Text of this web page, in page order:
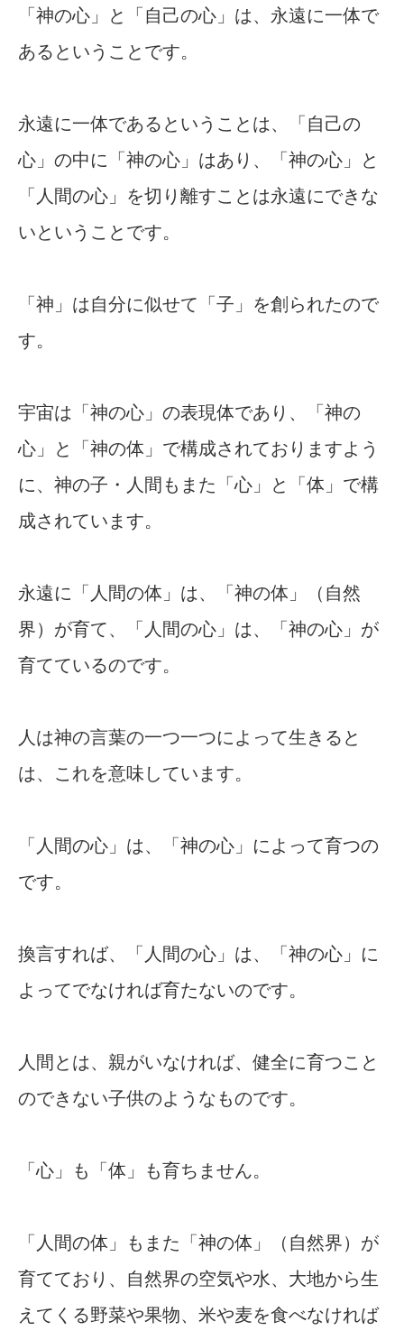
「神の心」と「自己の心」は、永遠に一体で
あるということです。
永遠に一体であるということは、「自己の
心」の中に「神の心」はあり、「神の心」と
「人間の心」を切り離すことは永遠にできな
いということです。
「神」は自分に似せて「子」を創られたので
す。
宇宙は「神の心」の表現体であり、「神の
心」と「神の体」で構成されておりますよう
に、神の子・人間もまた「心」と「体」で構
成されています。
永遠に「人間の体」は、「神の体」（自然
界）が育て、「人間の心」は、「神の心」が
育てているのです。
人は神の言葉の一つ一つによって生きると
は、これを意味しています。
「人間の心」は、「神の心」によって育つの
です。
換言すれば、「人間の心」は、「神の心」に
よってでなければ育たないのです。
人間とは、親がいなければ、健全に育つこと
のできない子供のようなものです。
「心」も「体」も育ちません。
「人間の体」もまた「神の体」（自然界）が
育てており、自然界の空気や水、大地から生
えてくる野菜や果物、米や麦を食べなければ